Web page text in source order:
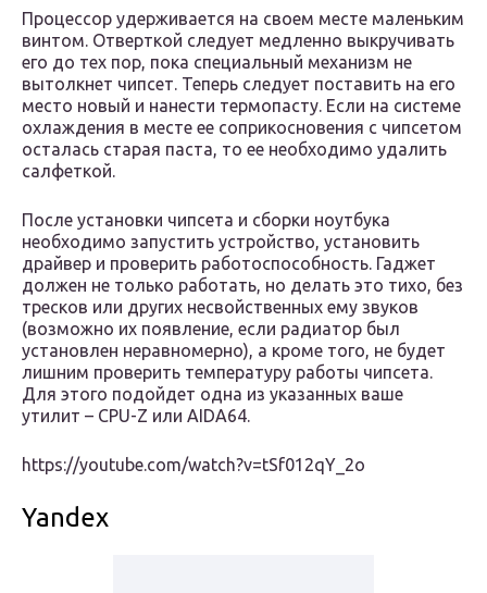
Процессор удерживается на своем месте маленьким
винтом. Отверткой следует медленно выкручивать
его до тех пор, пока специальный механизм не
вытолкнет чипсет. Теперь следует поставить на его
место новый и нанести термопасту. Если на системе
охлаждения в месте ее соприкосновения с чипсетом
осталась старая паста, то ее необходимо удалить
салфеткой.
После установки чипсета и сборки ноутбука
необходимо запустить устройство, установить
драйвер и проверить работоспособность. Гаджет
должен не только работать, но делать это тихо, без
тресков или других несвойственных ему звуков
(возможно их появление, если радиатор был
установлен неравномерно), а кроме того, не будет
лишним проверить температуру работы чипсета.
Для этого подойдет одна из указанных ваше
утилит – CPU-Z или AIDA64.
https://youtube.com/watch?v=tSf012qY_2o
Yandex